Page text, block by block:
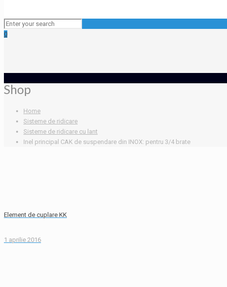
0
Shop
Home
Sisteme de ridicare
Sisteme de ridicare cu lant
Inel principal CAK de suspendare din INOX: pentru 3/4 brate
Element de cuplare KK
1 aprilie 2016